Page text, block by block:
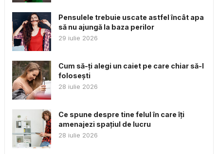
Pensulele trebuie uscate astfel încât apa
să nu ajungă la baza perilor
29 iulie 2026
Cum să-ți alegi un caiet pe care chiar să-l
folosești
28 iulie 2026
Ce spune despre tine felul în care îți
amenajezi spațiul de lucru
28 iulie 2026